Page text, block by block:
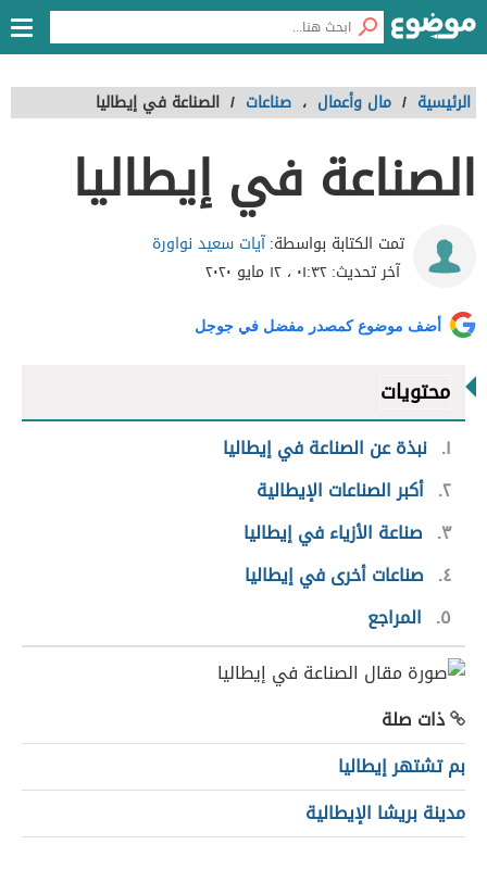
الرئيسية / مال وأعمال ، صناعات / الصناعة في إيطاليا
الصناعة في إيطاليا
تمت الكتابة بواسطة:آيات سعيد نواورة
آخر تحديث:٠١:٣٢ ، ١٢ مايو ٢٠٢٠
أضف موضوع كمصدر مفضل في جوجل
محتويات
١ نبذة عن الصناعة في إيطاليا
٢ أكبر الصناعات الإيطالية
٣
صناعة الأزياء في إيطاليا
٤
صناعات أخرى في إيطاليا
٥
المراجع
ذات صلة
بم تشتهر إيطاليا
مدينة بريشا الإيطالية